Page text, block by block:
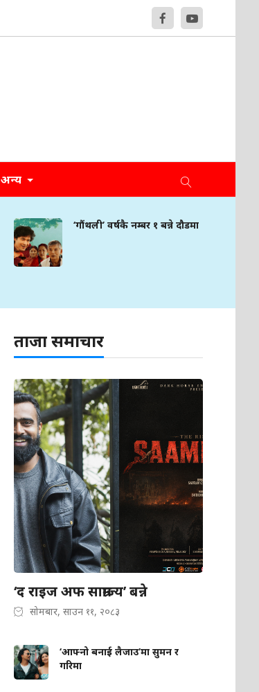
अन्य
‘गौंथली’ वर्षकै नम्बर १ बन्ने दौडमा
ताजा समाचार
‘द राइज अफ साम्राज्य’ बन्ने
सोमबार, साउन ११, २०८३
‘आफ्नो बनाई लैजाउ’मा सुमन र
गरिमा